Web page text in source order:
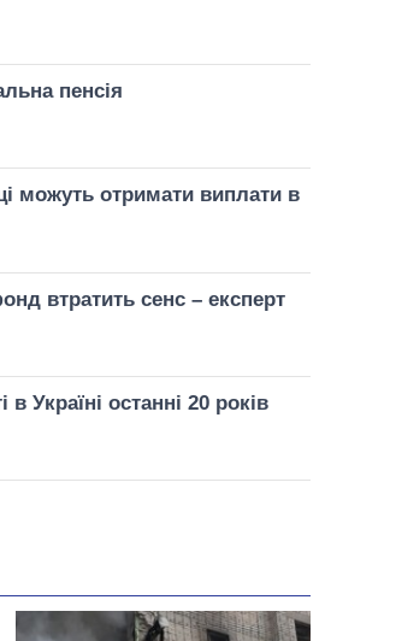
пенсія
можуть отримати виплати в
втратить сенс – експерт
Україні останні 20 років